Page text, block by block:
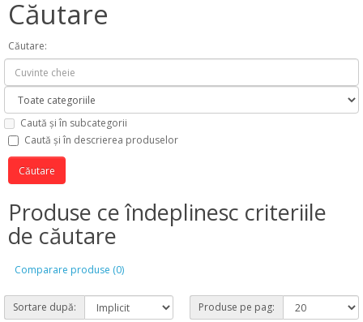
Căutare
Căutare:
Caută și în subcategorii
Caută și în descrierea produselor
Produse ce îndeplinesc criteriile
de căutare
Comparare produse (0)
Sortare după: Produse pe pag: